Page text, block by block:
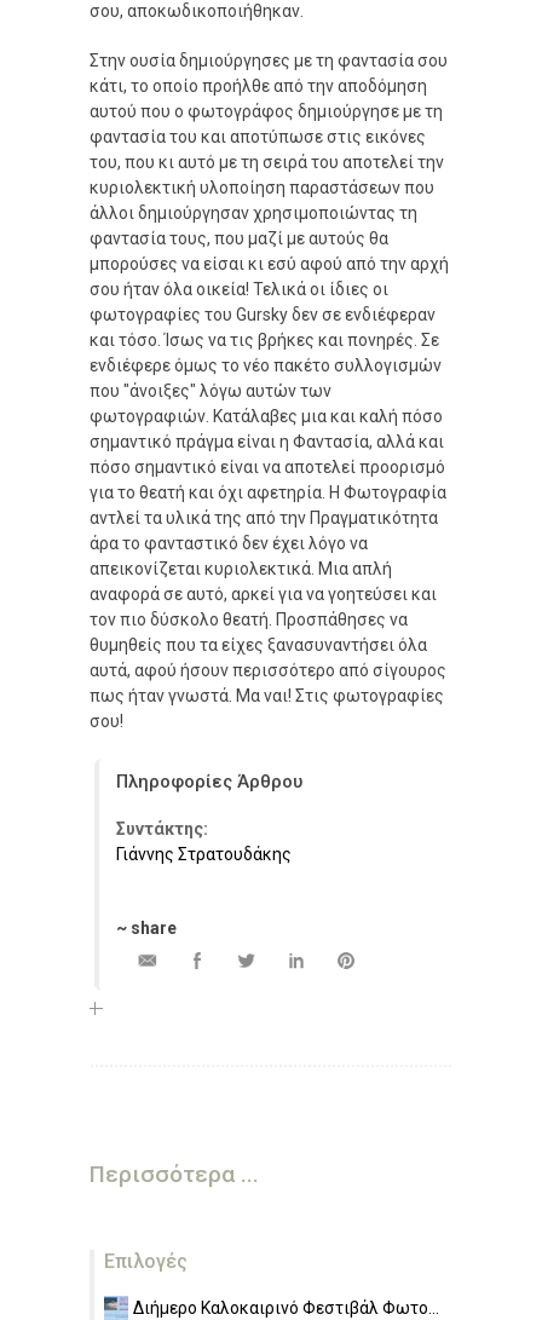
σου, αποκωδικοποιήθηκαν.
Στην ουσία δημιούργησες με τη φαντασία σου
κάτι, το οποίο προήλθε από την αποδόμηση
αυτού που ο φωτογράφος δημιούργησε με τη
φαντασία του και αποτύπωσε στις εικόνες
του, που κι αυτό με τη σειρά του αποτελεί την
κυριολεκτική υλοποίηση παραστάσεων που
άλλοι δημιούργησαν χρησιμοποιώντας τη
φαντασία τους, που μαζί με αυτούς θα
μπορούσες να είσαι κι εσύ αφού από την αρχή
σου ήταν όλα οικεία! Τελικά οι ίδιες οι
φωτογραφίες του Gursky δεν σε ενδιέφεραν
και τόσο. Ίσως να τις βρήκες και πονηρές. Σε
ενδιέφερε όμως το νέο πακέτο συλλογισμών
που "άνοιξες" λόγω αυτών των
φωτογραφιών. Κατάλαβες μια και καλή πόσο
σημαντικό πράγμα είναι η Φαντασία, αλλά και
πόσο σημαντικό είναι να αποτελεί προορισμό
για το θεατή και όχι αφετηρία. Η Φωτογραφία
αντλεί τα υλικά της από την Πραγματικότητα
άρα το φανταστικό δεν έχει λόγο να
απεικονίζεται κυριολεκτικά. Μια απλή
αναφορά σε αυτό, αρκεί για να γοητεύσει και
τον πιο δύσκολο θεατή. Προσπάθησες να
θυμηθείς που τα είχες ξανασυναντήσει όλα
αυτά, αφού ήσουν περισσότερο από σίγουρος
πως ήταν γνωστά. Μα ναι! Στις φωτογραφίες
σου!
Πληροφορίες Άρθρου
Συντάκτης:
Γιάννης Στρατουδάκης
~ share
Περισσότερα ...
Επιλογές
Διήμερο Καλοκαιρινό Φεστιβάλ Φωτο...